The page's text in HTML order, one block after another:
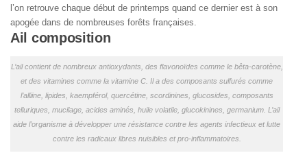
l’on retrouve chaque début de printemps quand ce dernier est à son
apogée dans de nombreuses forêts françaises.
Ail composition
L’ail contient de nombreux antioxydants, des flavonoïdes comme le bêta-carotène,
et des vitamines comme la vitamine C. Il a des composants sulfurés comme
l’alliine, lipides, kaempférol, quercétine, scordinines, glucosides, composants
telluriques, mucilage, acides aminés, huile volatile, glucokinines, germanium. L’ail
aide l’organisme à développer une résistance contre les agents infectieux et lutte
contre les radicaux libres nuisibles et pro-inflammatoires.